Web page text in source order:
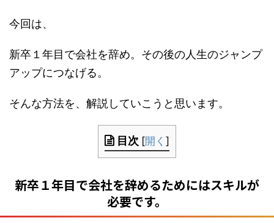
今回は、
新卒１年目で会社を辞め。その後の人生のジャンプ
アップにつなげる。
そんな方法を、解説していこうと思います。
目次 [開く ]
新卒１年目で会社を辞めるためにはスキルが
必要です。